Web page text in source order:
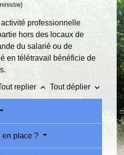
professionnelle
hors des locaux de
du salarié ou de
en télétravail bénéficie de
replier keyboard_arrow_up Tout déplier keyboard_arrow_down
en place ?